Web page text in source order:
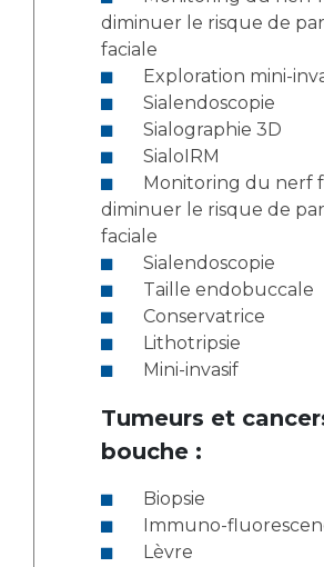
diminuer le risque de
faciale
Exploration mini-
Sialendoscopie
Sialographie 3D
SialoIRM
diminuer le risque de
faciale
Sialendoscopie
Taille endobuccale
Conservatrice
Lithotripsie
Mini-invasif
Tumeurs et
bouche :
Biopsie
Immuno-
Lèvre